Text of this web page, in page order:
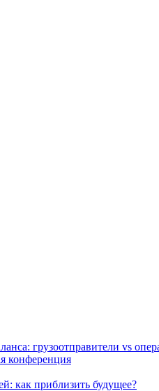
грузоотправители vs
конференция
как приблизить будущее?